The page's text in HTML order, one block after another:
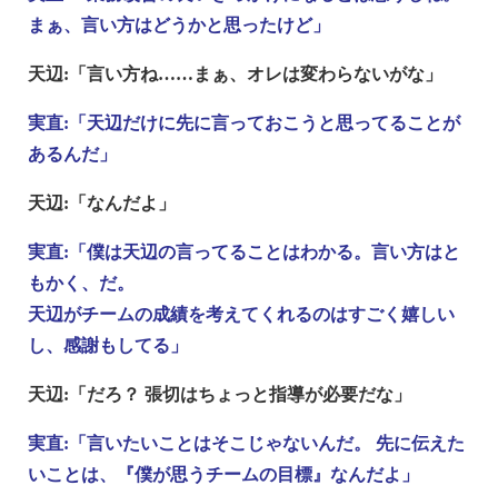
まぁ、言い方はどうかと思ったけど」
天辺:「言い方ね……まぁ、オレは変わらないがな」
実直:「天辺だけに先に言っておこうと思ってることが
あるんだ」
天辺:「なんだよ」
実直:「僕は天辺の言ってることはわかる。言い方はと
もかく、だ。
天辺がチームの成績を考えてくれるのはすごく嬉しい
し、感謝もしてる」
天辺:「だろ？ 張切はちょっと指導が必要だな」
実直:「言いたいことはそこじゃないんだ。 先に伝えた
いことは、『僕が思うチームの目標』なんだよ」